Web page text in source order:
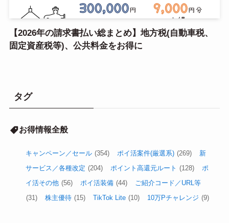
【2026年の請求書払い総まとめ】地方税(自動車税、
固定資産税等)、公共料金をお得に
タグ
お得情報全般
キャンペーン／セール (354) ポイ活案件(厳選系) (269)
新
サービス／各種改定 (204) ポイント高還元ルート (128)
ポ
イ活その他 (56) ポイ活装備 (44)
ご紹介コード／URL等
(31)
株主優待 (15) TikTok Lite (10) 10万Pチャレンジ (9)